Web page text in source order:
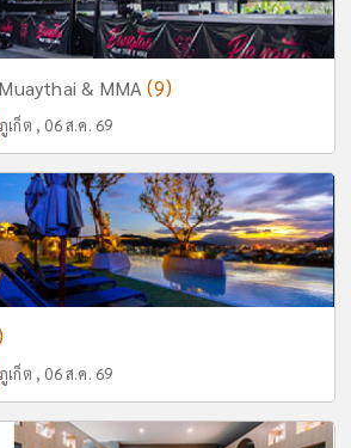
& MMA(9)
ภูเก็ต , 06 ส.ค. 69
ภูเก็ต , 06 ส.ค. 69